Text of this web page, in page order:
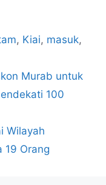
, Kiai, masuk,
Murab untuk
100
Wilayah
19 Orang